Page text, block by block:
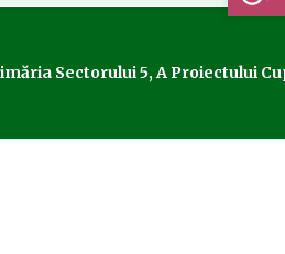
Sectorului 5, A Proiectului